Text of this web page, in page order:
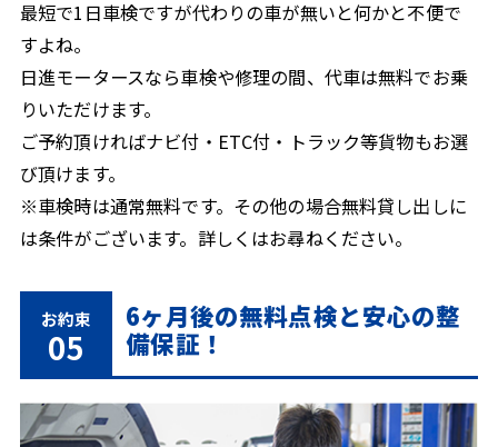
最短で1日車検ですが代わりの車が無いと何かと不便で
すよね。
日進モータースなら車検や修理の間、代車は無料でお乗
りいただけます。
ご予約頂ければナビ付・ETC付・トラック等貨物もお選
び頂けます。
※車検時は通常無料です。その他の場合無料貸し出しに
は条件がございます。詳しくはお尋ねください。
お約束
05
6ヶ月後の無料点検と安心の整
備保証！